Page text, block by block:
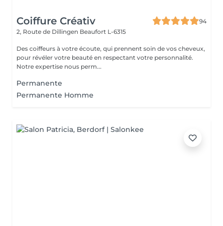
Coiffure Créativ
94
2, Route de Dillingen Beaufort L-6315
Des coiffeurs à votre écoute, qui prennent soin de vos cheveux,
pour révéler votre beauté en respectant votre personnalité.
Notre expertise nous perm...
Permanente
Permanente Homme